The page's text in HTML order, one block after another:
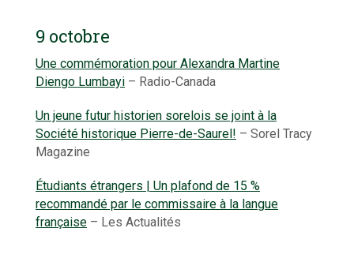
9 octobre
Une commémoration pour Alexandra Martine
Diengo Lumbayi – Radio-Canada
Un jeune futur historien sorelois se joint à la
Société historique Pierre-de-Saurel! – Sorel Tracy
Magazine
Étudiants étrangers | Un plafond de 15 %
recommandé par le commissaire à la langue
française – Les Actualités